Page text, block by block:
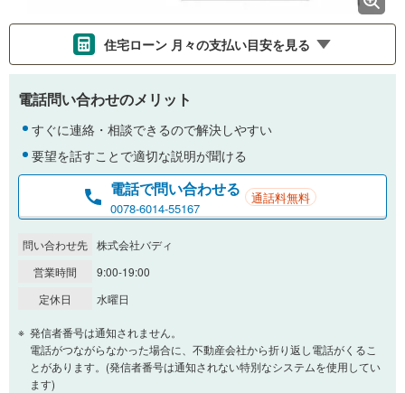
住宅ローン 月々の支払い目安を見る
支払いの目安をシミュレーションすることができます。
金利
0.01%
一般的には最長35年まで借り入れ可能です。多くの金融機関
閉じる
頭金
電話問い合わせのメリット
すぐに連絡・相談できるので解決しやすい
要望を話すことで適切な説明が聞ける
電話で問い合わせる
0078-6014-55167
通話料無料
問い合わせ先 株式会社バディ
営業時間
9:00-19:00
定休日
水曜日
発信者番号は通知されません。
電話がつながらなかった場合に、不動産会社から折り返し電話がくるこ
とがあります。(発信者番号は通知されない特別なシステムを使用してい
ます)